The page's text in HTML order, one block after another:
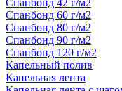
Спанбонд 42 г/м2
Спанбонд 60 г/м2
Спанбонд 80 г/м2
Спанбонд 90 г/м2
Спанбонд 120 г/м2
Капельный полив
Капельная лента